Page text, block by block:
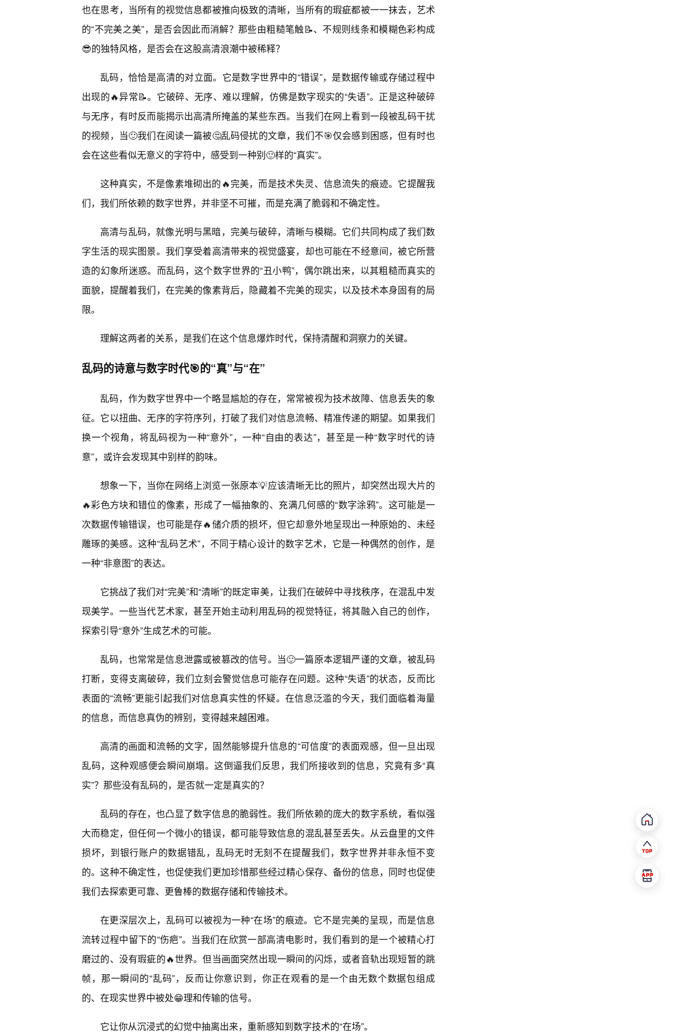
也在思考，当所有的视觉信息都被推向极致的清晰，当所有的瑕疵都被一一抹去，艺术
的“不完美之美”，是否会因此而消解？那些由粗糙笔触📝、不规则线条和模糊色彩构成
😎的独特风格，是否会在这股高清浪潮中被稀释？
乱码，恰恰是高清的对立面。它是数字世界中的“错误”，是数据传输或存储过程中
出现的🔥异常📝。它破碎、无序、难以理解，仿佛是数字现实的“失语”。正是这种破碎
与无序，有时反而能揭示出高清所掩盖的某些东西。当我们在网上看到一段被乱码干扰
的视频，当🙂我们在阅读一篇被🤔乱码侵扰的文章，我们不🎯仅会感到困惑，但有时也
会在这些看似无意义的字符中，感受到一种别🙂样的“真实”。
这种真实，不是像素堆砌出的🔥完美，而是技术失灵、信息流失的痕迹。它提醒我
们，我们所依赖的数字世界，并非坚不可摧，而是充满了脆弱和不确定性。
高清与乱码，就像光明与黑暗，完美与破碎，清晰与模糊。它们共同构成了我们数
字生活的现实图景。我们享受着高清带来的视觉盛宴，却也可能在不经意间，被它所营
造的幻象所迷惑。而乱码，这个数字世界的“丑小鸭”，偶尔跳出来，以其粗糙而真实的
面貌，提醒着我们，在完美的像素背后，隐藏着不完美的现实，以及技术本身固有的局
限。
理解这两者的关系，是我们在这个信息爆炸时代，保持清醒和洞察力的关键。
乱码的诗意与数字时代🎯的“真”与“在”
乱码，作为数字世界中一个略显尴尬的存在，常常被视为技术故障、信息丢失的象
征。它以扭曲、无序的字符序列，打破了我们对信息流畅、精准传递的期望。如果我们
换一个视角，将乱码视为一种“意外”，一种“自由的表达”，甚至是一种“数字时代的诗
意”，或许会发现其中别样的韵味。
想象一下，当你在网络上浏览一张原本💡应该清晰无比的照片，却突然出现大片的
🔥彩色方块和错位的像素，形成了一幅抽象的、充满几何感的“数字涂鸦”。这可能是一
次数据传输错误，也可能是存🔥储介质的损坏，但它却意外地呈现出一种原始的、未经
雕琢的美感。这种“乱码艺术”，不同于精心设计的数字艺术，它是一种偶然的创作，是
一种“非意图”的表达。
它挑战了我们对“完美”和“清晰”的既定审美，让我们在破碎中寻找秩序，在混乱中发
现美学。一些当代艺术家，甚至开始主动利用乱码的视觉特征，将其融入自己的创作，
探索引导“意外”生成艺术的可能。
乱码，也常常是信息泄露或被篡改的信号。当🙂一篇原本逻辑严谨的文章，被乱码
打断，变得支离破碎，我们立刻会警觉信息可能存在问题。这种“失语”的状态，反而比
表面的“流畅”更能引起我们对信息真实性的怀疑。在信息泛滥的今天，我们面临着海量
的信息，而信息真伪的辨别，变得越来越困难。
高清的画面和流畅的文字，固然能够提升信息的“可信度”的表面观感，但一旦出现
乱码，这种观感便会瞬间崩塌。这倒逼我们反思，我们所接收到的信息，究竟有多“真
实”？那些没有乱码的，是否就一定是真实的？
乱码的存在，也凸显了数字信息的脆弱性。我们所依赖的庞大的数字系统，看似强
大而稳定，但任何一个微小的错误，都可能导致信息的混乱甚至丢失。从云盘里的文件
损坏，到银行账户的数据错乱，乱码无时无刻不在提醒我们，数字世界并非永恒不变
的。这种不确定性，也促使我们更加珍惜那些经过精心保存、备份的信息，同时也促使
我们去探索更可靠、更鲁棒的数据存储和传输技术。
在更深层次上，乱码可以被视为一种“在场”的痕迹。它不是完美的呈现，而是信息
流转过程中留下的“伤疤”。当我们在欣赏一部高清电影时，我们看到的是一个被精心打
磨过的、没有瑕疵的🔥世界。但当画面突然出现一瞬间的闪烁，或者音轨出现短暂的跳
帧，那一瞬间的“乱码”，反而让你意识到，你正在观看的是一个由无数个数据包组成
的、在现实世界中被处😁理和传输的信号。
它让你从沉浸式的幻觉中抽离出来，重新感知到数字技术的“在场”。